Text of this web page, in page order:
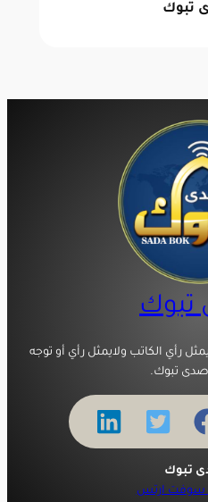
تبوك
رأي الكاتب ولايمثل رأي أو توجه
تبوك.
تبوك
سوفت ارتس